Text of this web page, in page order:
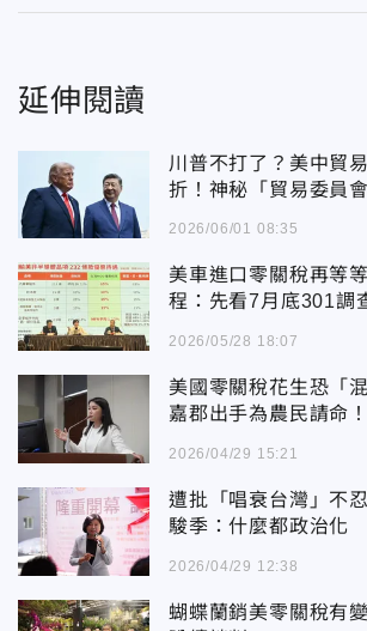
延伸閱讀
川普不打了？美中貿
折！神秘「貿易委員
2026/06/01 08:35
美車進口零關稅再等
程：先看7月底301調
2026/05/28 18:07
美國零關稅花生恐「
嘉郡出手為農民請命！
2026/04/29 15:21
遭批「唱衰台灣」不
駿季：什麼都政治化
2026/04/29 12:38
蝴蝶蘭銷美零關稅有